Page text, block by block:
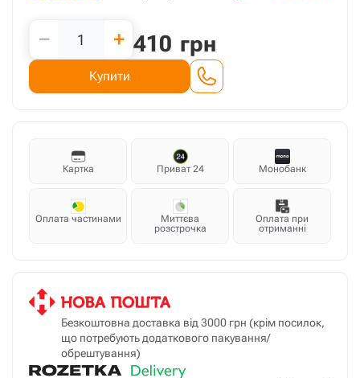
− + 410 грн
Купити
Картка Приват 24 Монобанк
Оплата частинами
Миттєва
розстрочка
Оплата при
отриманні
Безкоштовна доставка від 3000 грн (крім посилок,
що потребують додаткового пакування/
обрештування)